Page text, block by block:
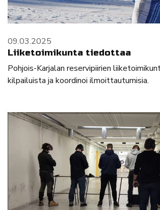
09.03.2025
Liiketoimikunta tiedottaa
Pohjois-Karjalan reservipiirien
kilpailuista ja koordinoi ilmoittautumisia.